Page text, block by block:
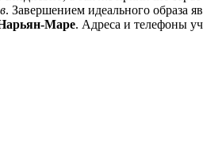
. Завершением идеального образа
Маре. Адреса и телефоны